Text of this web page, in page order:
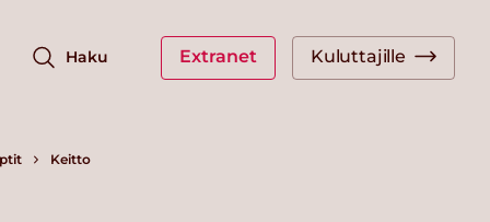
Haku Extranet Kuluttajille
Keitto